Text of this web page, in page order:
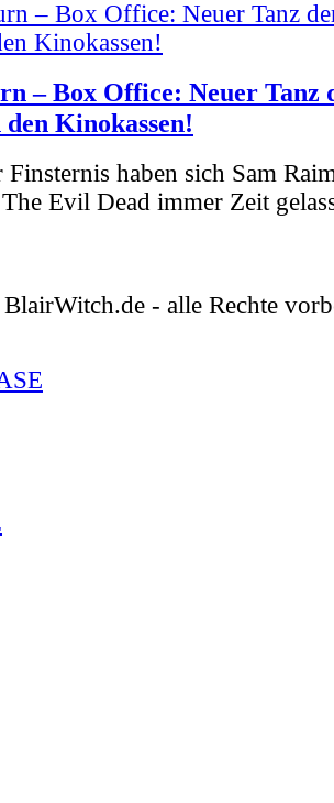
– Box Office: Neuer Tanz
Kinokassen!
Finsternis haben sich Sam
Evil Dead immer Zeit
- alle Rechte